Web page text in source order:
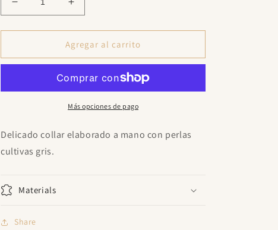
Reducir
cantidad
para
Grey
Aumentar
cantidad
para
Flora
Grey
Agregar al carrito
Más opciones de pago
Delicado collar elaborado a mano con perlas
cultivas gris.
Materials
Share